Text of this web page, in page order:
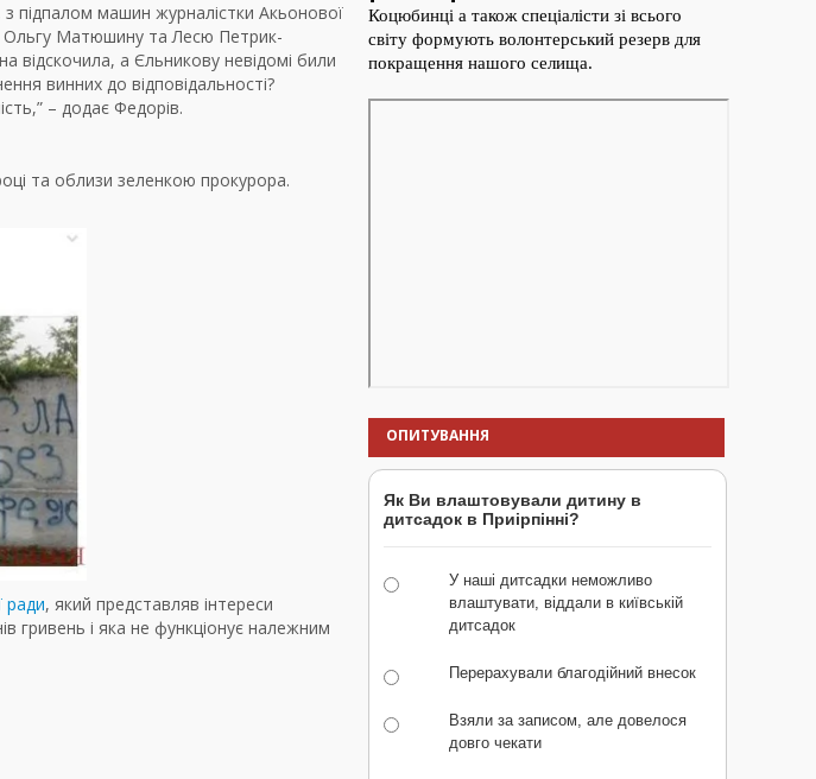
з підпалом машин журналістки Акьонової
Ольгу Матюшину та Лесю Петрик-
а Єльникову невідомі били
винних до відповідальності?
– додає Федорів.
та облизи зеленкою прокурора.
ради, який представляв інтереси
гривень і яка не функціонує належним
ОПИТУВАННЯ
Як Ви влаштовували дитину в
дитсадок в Приірпінні?
У наші дитсадки неможливо
влаштувати, віддали в київській
дитсадок
Перерахували благодійний внесок
Взяли за записом, але довелося
довго чекати